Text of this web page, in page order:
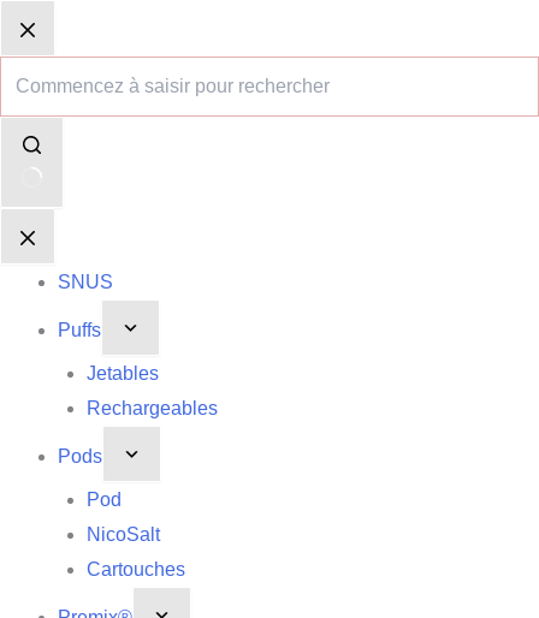
au
contenu
résultat
SNUS
Puffs
Jetables
Rechargeables
Pods
Pod
NicoSalt
Cartouches
d’achat
d’achat
Wotofo
Troll